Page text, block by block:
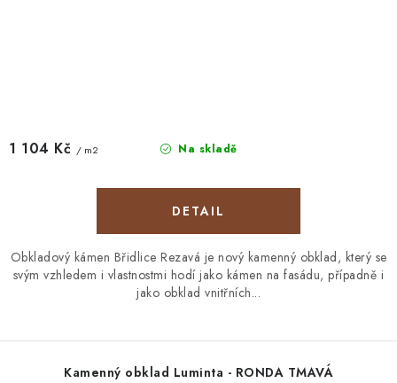
Na skladě
1 104 Kč / m2
Obkladový kámen Břidlice Rezavá je nový kamenný obklad, který se
svým vzhledem i vlastnostmi hodí jako kámen na fasádu, případně i
jako obklad vnitřních...
Kamenný obklad Luminta - RONDA TMAVÁ